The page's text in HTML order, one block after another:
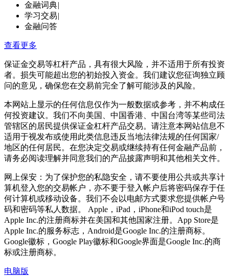
金融词典|
学习交易|
金融问答
查看更多
保证金交易等杠杆产品，具有很大风险，并不适用于所有投资
者。损失可能超出您的初始投入资金。我们建议您征询独立顾
问的意见，确保您在交易前完全了解可能涉及的风险。
本网站上显示的任何信息仅作为一般数据或参考，并不构成任
何投资建议。我们不向美国、中国香港、中国台湾等某些司法
管辖区的居民提供保证金杠杆产品交易。请注意本网站信息不
适用于视发布或使用此类信息违反当地法律法规的任何国家/
地区的任何居民。在您决定交易或继续持有任何金融产品前，
请务必阅读理解并同意我们的产品披露声明和其他相关文件。
网上保安：为了保护您的私隐安全，请不要使用公共或共享计
算机登入您的交易帐户，亦不要于登入帐户后将密码保存于任
何计算机或移动设备。我们不会以电邮方式要求您提供帐户号
码和密码等私人数据。 Apple，iPad，iPhone和iPod touch是
Apple Inc.的注册商标并在美国和其他国家注册。App Store是
Apple Inc.的服务标志，Android是Google Inc.的注册商标。
Google徽标，Google Play徽标和Google界面是Google Inc.的商
标或注册商标。
电脑版